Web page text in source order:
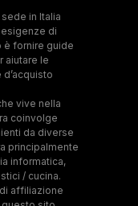
in Italia
di
è fornire guide
aiutare le
vive nella
coinvolge
da diverse
principalmente
informatica,
/ cucina.
affiliazione